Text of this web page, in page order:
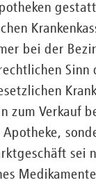
bei der
zum Verkauf
sei